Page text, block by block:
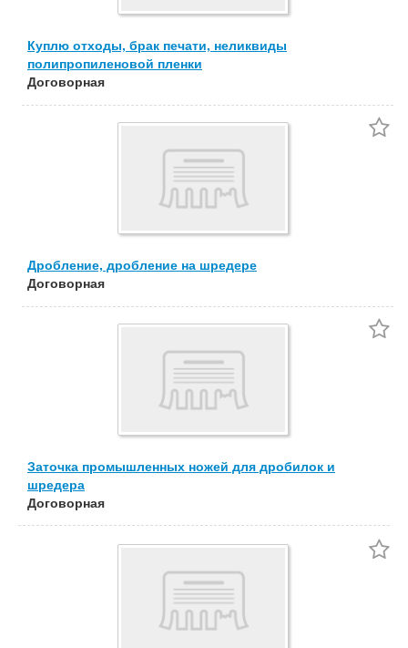
Куплю отходы, брак печати, неликвиды
полипропиленовой пленки
Договорная
Дробление, дробление на шредере
Договорная
Заточка промышленных ножей для дробилок и
шредера
Договорная